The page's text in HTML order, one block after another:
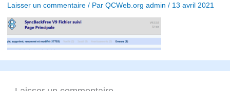
Laisser un commentaire / Par QCWeb.org admin / 13 avril 2021